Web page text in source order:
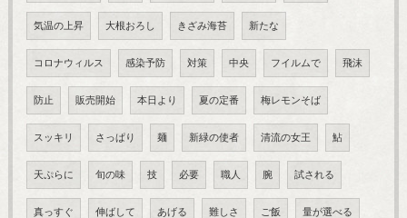
気温の上昇 大根おろし きざみ海苔 新たな
コロナウィルス 感染予防 対策 中央 フイルムで 飛沫
防止 販売開始 本日より 夏の定番 梅レモンそば
スッキリ さっぱり 麺 新緑の使者 清流の女王 鮎
天ぷらに 旬の味 技 必要 職人 腕 試される
真っすぐ 伸ばして あげる 難しさ ご飯 量が選べる